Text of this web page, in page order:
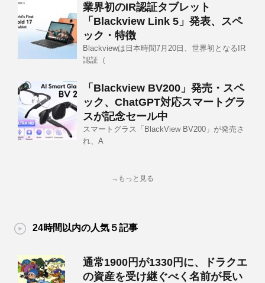
業界初のIR認証タブレット
「Blackview Link 5」発表、スペ
ック・特徴
Blackviewは日本時間7月20日、世界初となるIR
認証（
「Blackview BV200」発売・スペ
ック、ChatGPT対応スマートグラ
スが記念セール中
スマートグラス「BlackView BV200」が発売さ
れ、A
→もっと見る
24時間以内の人気５記事
通常1900円が1330円に、ドラクエ
の資産を受け継ぐべく名前が長い